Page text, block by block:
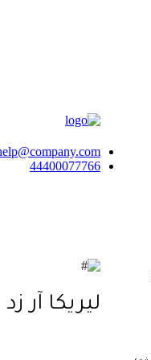
44400077766
ليريكا آر زد Lirica RZ